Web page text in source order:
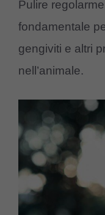
Pulire
fondamentale
gengiviti e altri
nell’animale.